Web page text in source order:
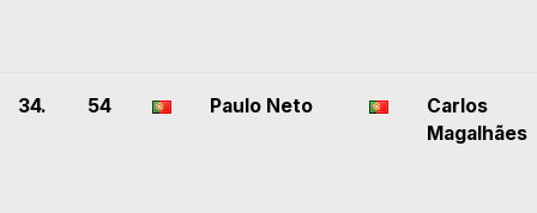
34. 54 Paulo Neto
Carlos
Magalhães